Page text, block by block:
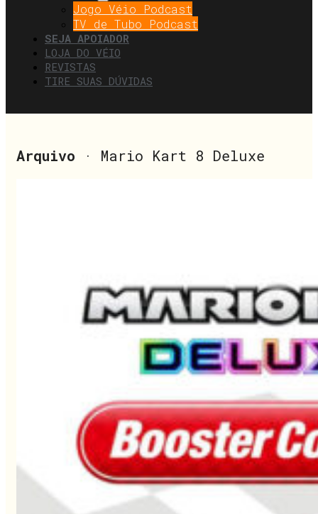
Jogo Véio Podcast
TV de Tubo Podcast
SEJA APOIADOR
LOJA DO VÉIO
REVISTAS
TIRE SUAS DÚVIDAS
Arquivo · Mario Kart 8 Deluxe